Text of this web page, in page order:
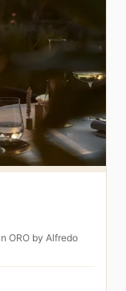
ORO by Alfredo